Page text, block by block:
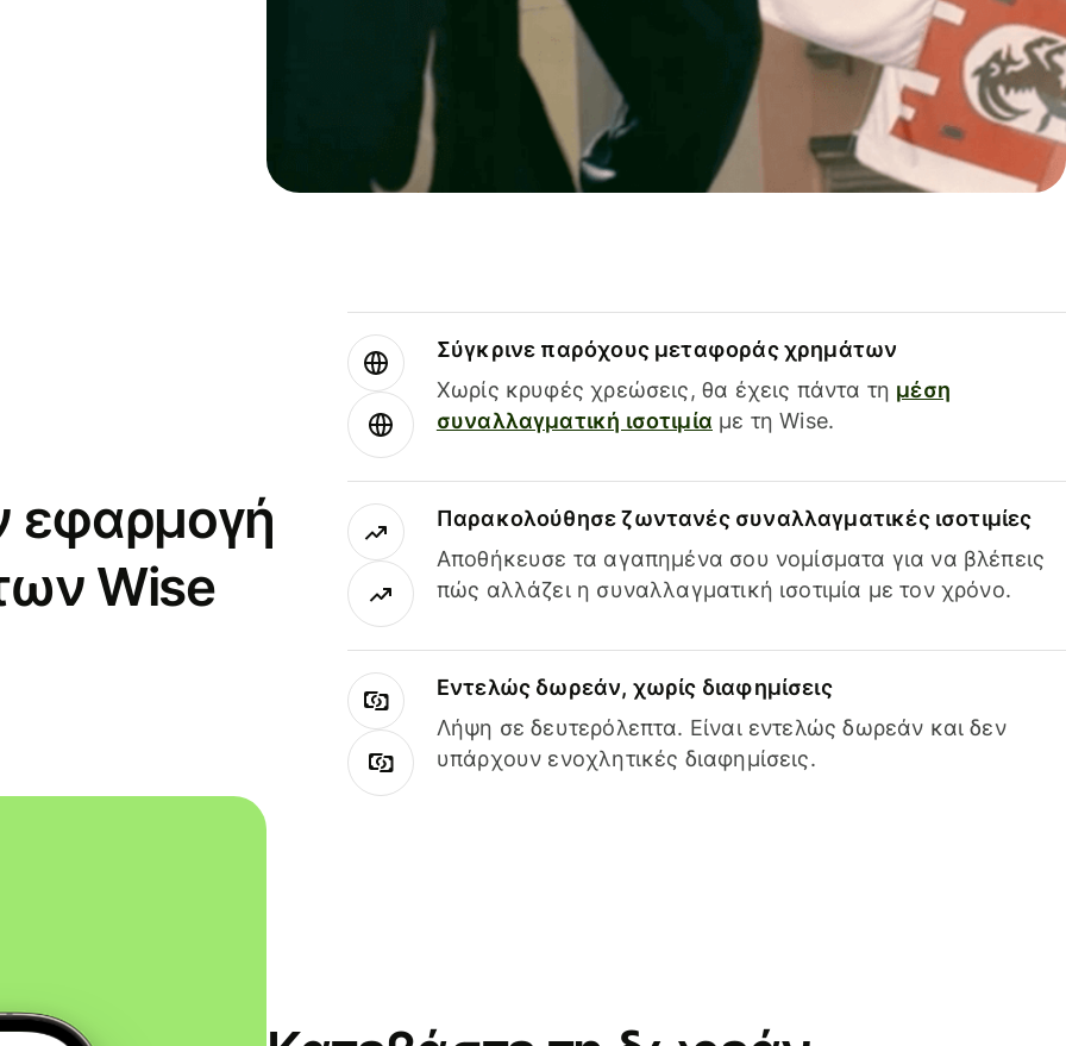
εφαρμογή
Wise
Σύγκρινε παρόχους μεταφοράς χρημάτων
Χωρίς κρυφές χρεώσεις, θα έχεις πάντα τη μέση
συναλλαγματική ισοτιμία με τη Wise.
Παρακολούθησε ζωντανές συναλλαγματικές ισοτιμίες
Αποθήκευσε τα αγαπημένα σου νομίσματα για να βλέπεις
πώς αλλάζει η συναλλαγματική ισοτιμία με τον χρόνο.
Εντελώς δωρεάν, χωρίς διαφημίσεις
Λήψη σε δευτερόλεπτα. Είναι εντελώς δωρεάν και δεν
υπάρχουν ενοχλητικές διαφημίσεις.